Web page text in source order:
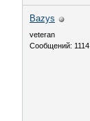
Bazys
veteran
Сообщений: 1114